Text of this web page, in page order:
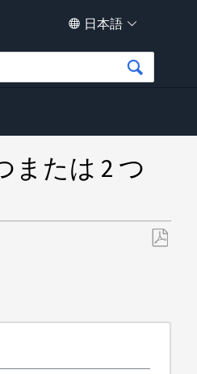
日本語
または 2 つ
保